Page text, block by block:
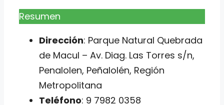
Resumen
Dirección: Parque Natural Quebrada
de Macul – Av. Diag. Las Torres s/n,
Penalolen, Peñalolén, Región
Metropolitana
Teléfono: 9 7982 0358